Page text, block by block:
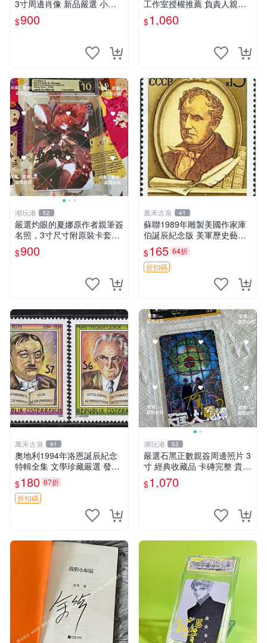
3寸周邊肖像 新品嚴選 小煩
惱希婭 紙質相框 時尚擺設 規
格尺寸 周邊珍藏
$900
工作室授權推薦 負責人親手
送上 真實親簽確認 明信片嚴
選收藏 限量版狐妖小紅娘 小
$1,060
潮玩港 52
嚴選灼眼的夏娜原作者親筆簽
名照，3寸尺寸附原裝卡套。
收藏家推薦，適合漫迷珍藏。
3寸 簽名 照片
$900
萬禾古泉 41
蘇聯1989年雕製美國作家庫
伯誕辰紀念版 美軍歷史藝術
品 耶魯出身 庫合作曲家紀念
收藏嚴選
$165 64折
折扣碼
萬禾古泉 41
奧地利1994年洛恩誕辰紀念
特輯全集 文學珍藏嚴選 發行
人首發 典藏版 百年記憶 文學
愛好者必備
$180 67折
折扣碼
潮玩港 52
嚴選石黑正數親簽周邊照片 3
寸 經典收藏品 卡磚完整 貴重
紀念照 周邊收藏 照片
$1,070